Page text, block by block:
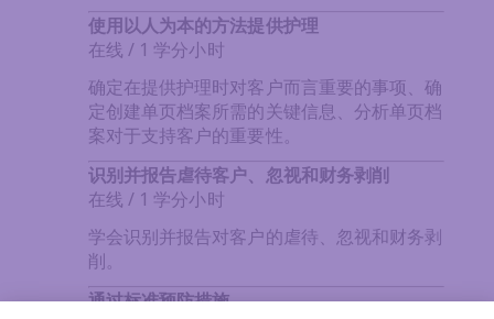
使用以人为本的方法提供护理
在线 / 1 学分小时
确定在提供护理时对客户而言重要的事项、确
定创建单页档案所需的关键信息、分析单页档
案对于支持客户的重要性。
识别并报告虐待客户、忽视和财务剥削
在线 / 1 学分小时
学会识别并报告对客户的虐待、忽视和财务剥
削。
通过标准预防措施